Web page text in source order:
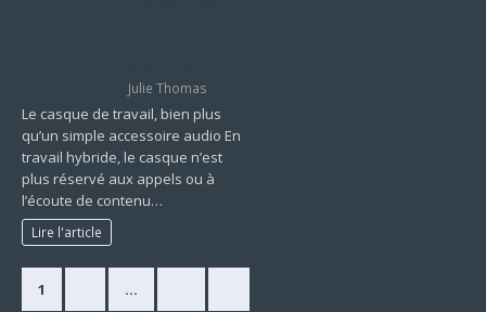
Julie Thomas
Le casque de travail, bien plus
qu’un simple accessoire audio En
travail hybride, le casque n’est
plus réservé aux appels ou à
l’écoute de contenu…
Lire l'article
1 …